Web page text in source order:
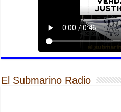
El Submarino Radio